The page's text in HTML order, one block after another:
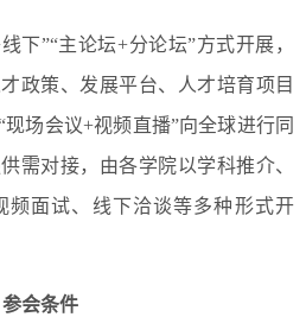
下”“主论坛+分论坛”方式开展，
政策、发展平台、人才培育项目
场会议+视频直播”向全球进行同
需对接，由各学院以学科推介、
频面试、线下洽谈等多种形式开
参会条件